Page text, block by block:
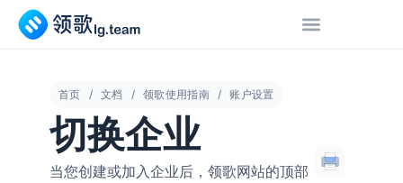
首页 文档 领歌使用指南 账户设置
切换企业
当您创建或加入企业后，领歌网站的顶部